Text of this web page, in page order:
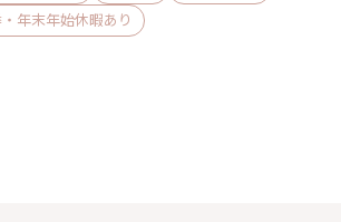
ゼント(勤務10日目に支給)
年末年始休暇あり